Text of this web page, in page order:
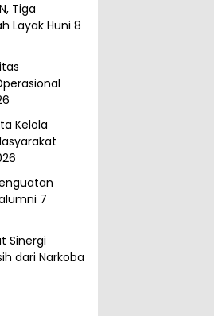
Tiga
Layak Huni 8
Kelola
7
Sinergi
dari Narkoba